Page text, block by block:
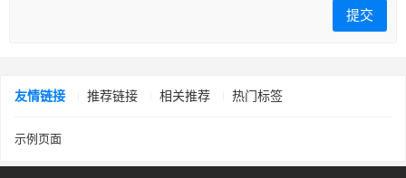
友情链接 推荐链接 相关推荐 热门标签
示例页面